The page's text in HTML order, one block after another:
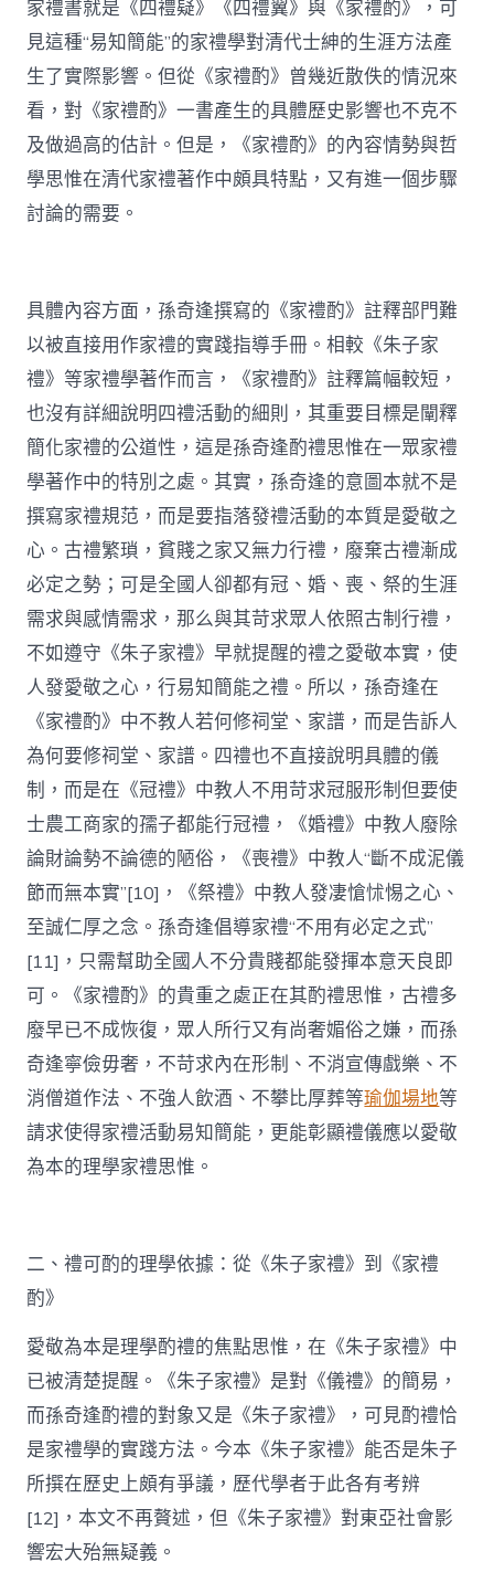
家禮書就是《四禮疑》《四禮翼》與《家禮酌》，可
見這種“易知簡能”的家禮學對清代士紳的生涯方法產
生了實際影響。但從《家禮酌》曾幾近散佚的情況來
看，對《家禮酌》一書產生的具體歷史影響也不克不
及做過高的估計。但是，《家禮酌》的內容情勢與哲
學思惟在清代家禮著作中頗具特點，又有進一個步驟
討論的需要。
具體內容方面，孫奇逢撰寫的《家禮酌》註釋部門難
以被直接用作家禮的實踐指導手冊。相較《朱子家
禮》等家禮學著作而言，《家禮酌》註釋篇幅較短，
也沒有詳細說明四禮活動的細則，其重要目標是闡釋
簡化家禮的公道性，這是孫奇逢酌禮思惟在一眾家禮
學著作中的特別之處。其實，孫奇逢的意圖本就不是
撰寫家禮規范，而是要指落發禮活動的本質是愛敬之
心。古禮繁瑣，貧賤之家又無力行禮，廢棄古禮漸成
必定之勢；可是全國人卻都有冠、婚、喪、祭的生涯
需求與感情需求，那么與其苛求眾人依照古制行禮，
不如遵守《朱子家禮》早就提醒的禮之愛敬本實，使
人發愛敬之心，行易知簡能之禮。所以，孫奇逢在
《家禮酌》中不教人若何修祠堂、家譜，而是告訴人
為何要修祠堂、家譜。四禮也不直接說明具體的儀
制，而是在《冠禮》中教人不用苛求冠服形制但要使
士農工商家的孺子都能行冠禮，《婚禮》中教人廢除
論財論勢不論德的陋俗，《喪禮》中教人“斷不成泥儀
節而無本實”[10]，《祭禮》中教人發凄愴怵惕之心、
至誠仁厚之念。孫奇逢倡導家禮“不用有必定之式”
[11]，只需幫助全國人不分貴賤都能發揮本意天良即
可。《家禮酌》的貴重之處正在其酌禮思惟，古禮多
廢早已不成恢復，眾人所行又有尚奢媚俗之嫌，而孫
奇逢寧儉毋奢，不苛求內在形制、不消宣傳戲樂、不
消僧道作法、不強人飲酒、不攀比厚葬等瑜伽場地等
請求使得家禮活動易知簡能，更能彰顯禮儀應以愛敬
為本的理學家禮思惟。
二、禮可酌的理學依據：從《朱子家禮》到《家禮
酌》
愛敬為本是理學酌禮的焦點思惟，在《朱子家禮》中
已被清楚提醒。《朱子家禮》是對《儀禮》的簡易，
而孫奇逢酌禮的對象又是《朱子家禮》，可見酌禮恰
是家禮學的實踐方法。今本《朱子家禮》能否是朱子
所撰在歷史上頗有爭議，歷代學者于此各有考辨
[12]，本文不再贅述，但《朱子家禮》對東亞社會影
響宏大殆無疑義。